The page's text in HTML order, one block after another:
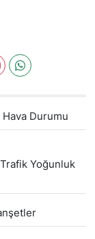
Durumu
Yoğunluk